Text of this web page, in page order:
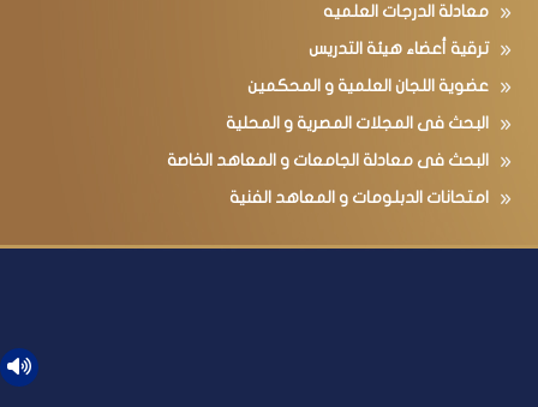
معادلة الدرجات العلميه
ترقية أعضاء هيئة التدريس
عضوية اللجان العلمية و المحكمين
البحث فى المجلات المصرية و المحلية
البحث فى معادلة الجامعات و المعاهد الخاصة
امتحانات الدبلومات و المعاهد الفنية